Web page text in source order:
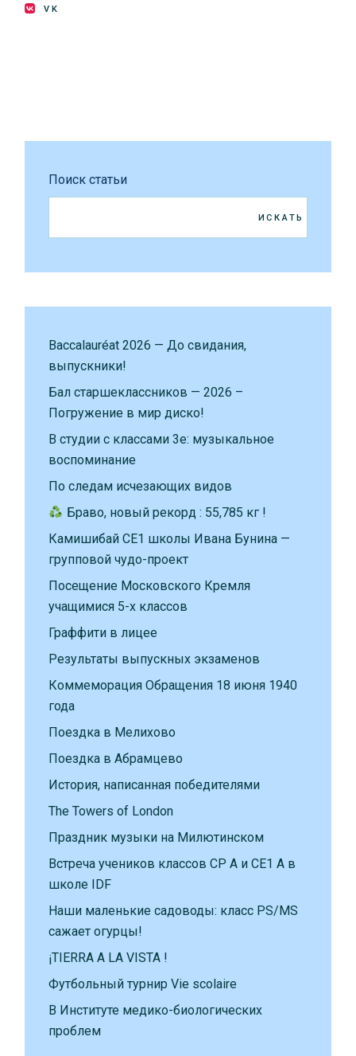
VK
Поиск статьи
ИСКАТЬ
Baccalauréat 2026 — До свидания,
выпускники!
Бал старшеклассников — 2026 –
Погружение в мир диско!
В студии с классами 3е: музыкальное
воспоминание
По следам исчезающих видов
Браво, новый рекорд : 55,785 кг !
Камишибай CE1 школы Ивана Бунина —
групповой чудо-проект
Посещение Московского Кремля
учащимися 5-х классов
Граффити в лицее
Результаты выпускных экзаменов
Коммеморация Обращения 18 июня 1940
года
Поездка в Мелихово
Поездка в Абрамцево
История, написанная победителями
The Towers of London
Праздник музыки на Милютинском
Встреча учеников классов CP A и CE1 A в
школе IDF
Наши маленькие садоводы: класс PS/MS
сажает огурцы!
¡TIERRA A LA VISTA !
Футбольный турнир Vie scolaire
В Институте медико-биологических
проблем